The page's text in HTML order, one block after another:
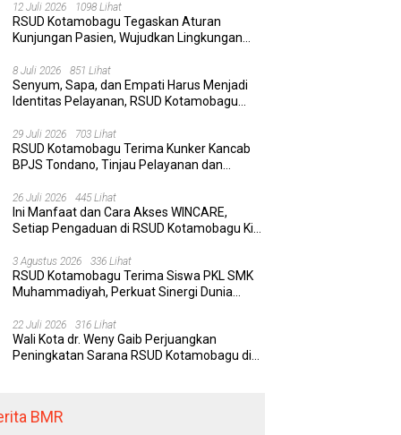
12 Juli 2026 1098 Lihat
RSUD Kotamobagu Tegaskan Aturan
Kunjungan Pasien, Wujudkan Lingkungan
Berkualitas
8 Juli 2026 851 Lihat
Senyum, Sapa, dan Empati Harus Menjadi
Identitas Pelayanan, RSUD Kotamobagu
29 Juli 2026 703 Lihat
RSUD Kotamobagu Terima Kunker Kancab
BPJS Tondano, Tinjau Pelayanan dan
26 Juli 2026 445 Lihat
Ini Manfaat dan Cara Akses WINCARE,
Setiap Pengaduan di RSUD Kotamobagu Kini
3 Agustus 2026 336 Lihat
RSUD Kotamobagu Terima Siswa PKL SMK
Muhammadiyah, Perkuat Sinergi Dunia
22 Juli 2026 316 Lihat
Wali Kota dr. Weny Gaib Perjuangkan
Peningkatan Sarana RSUD Kotamobagu di
BMR